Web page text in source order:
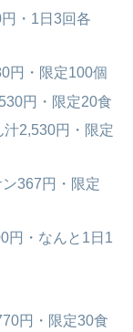
・1日3回各
円・限定100個
円・限定20食
汁2,530円・限定
ン367円・限定
円・なんと1日1
円・限定30食